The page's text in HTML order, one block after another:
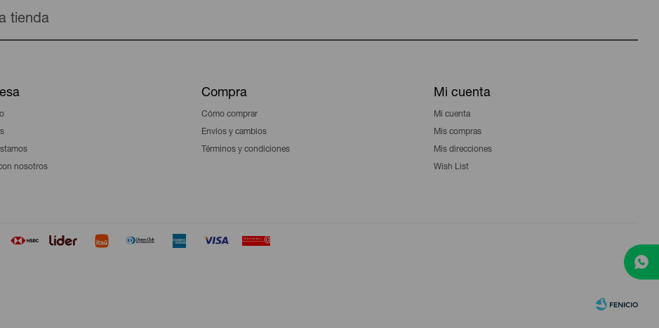
tienda
con nosotros
Compra
Cómo comprar
Envíos y cambios
Términos y condiciones
Mi cuenta
Mi cuenta
Mis compras
Mis direcciones
Wish List